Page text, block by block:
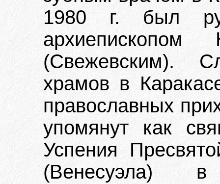
1980 г. был
архиепископом
(Свежевским).
храмов в
православных
упомянут как
Успения
(Венесуэла)